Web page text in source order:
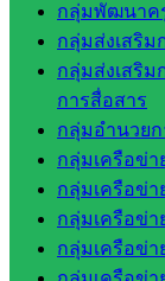
กลุ่มพัฒนาค
กลุ่มส่งเสริม
กลุ่มส่งเสริม
การสื่อสาร
กลุ่มอำนวยก
กลุ่มเครือข่
กลุ่มเครือข่
กลุ่มเครือข่
กลุ่มเครือข่
กลุ่ม
บริหาร
งาน
บุคคล
กลุ่ม
พัฒนาครู
และบุ
คลากรฯ
กลุ่มนิ